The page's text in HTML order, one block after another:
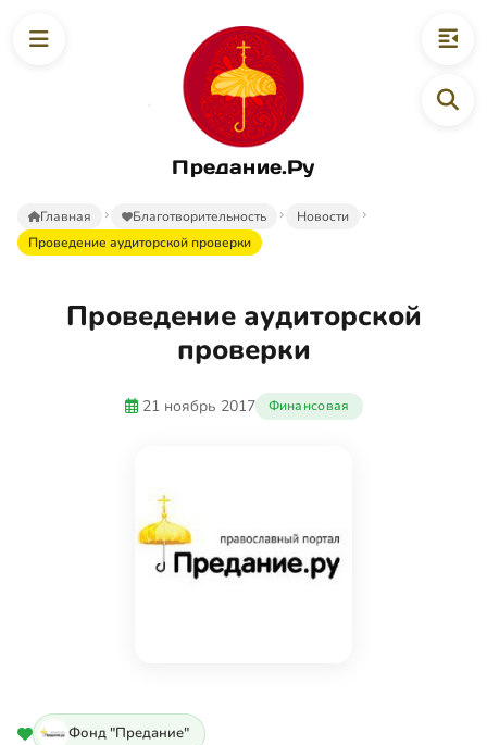
Предание.Ру
Главная Благотворительность
Новости
Проведение аудиторской проверки
Проведение аудиторской
проверки
21 ноябрь 2017 Финансовая
Фонд "Предание"